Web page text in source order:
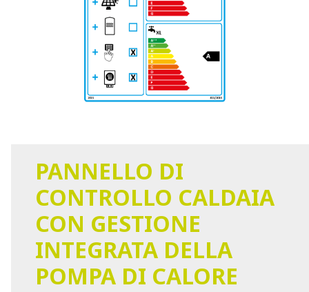
PANNELLO DI
CONTROLLO CALDAIA
CON GESTIONE
INTEGRATA DELLA
POMPA DI CALORE